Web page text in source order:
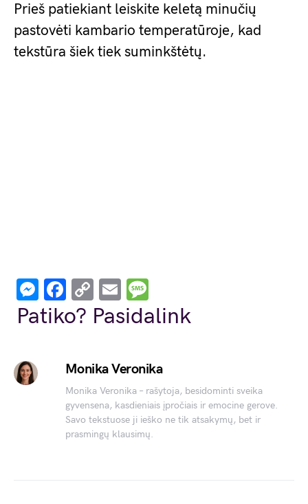
Prieš patiekiant leiskite keletą minučių
pastovėti kambario temperatūroje, kad
tekstūra šiek tiek suminkštėtų.
Messenger
Facebook
Copy
Link
Email
Patiko? Pasidalink
Monika Veronika
Monika Veronika – rašytoja, besidominti sveika
gyvensena, kasdieniais įpročiais ir emocine gerove.
Savo tekstuose ji ieško ne tik atsakymų, bet ir
prasmingų klausimų.